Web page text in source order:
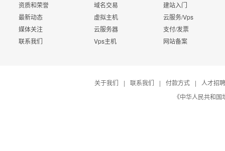
资质和荣誉
最新动态
媒体关注
联系我们
域名交易
虚拟主机
云服务器
Vps主机
建站入门
云服务/Vps
支付/发票
网站备案
关于我们 | 联系我们 | 付款方式 |
人才招聘
《中华人民共和